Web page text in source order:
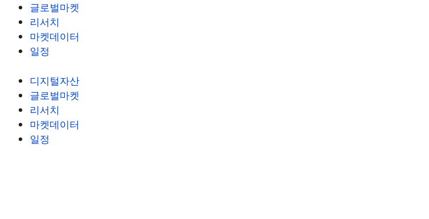
글로벌마켓
리서치
마켓데이터
일정
디지털자산
글로벌마켓
리서치
마켓데이터
일정